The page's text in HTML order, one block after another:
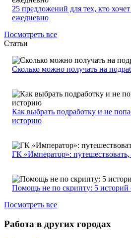
25 предложений для тех, кто
ежедневно
Посмотреть все
Статьи
Сколько можно получать на
Как выбрать подработку и не
историю
ГК «Император»: путешествовать,
Помощь не по скрипту: 5 историй
Посмотреть все
Работа в других городах